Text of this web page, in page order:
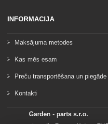
INFORMACIJA
Maksājuma metodes
Kas mēs esam
Preču transportēšana un piegāde
Kontakti
Garden - parts s.r.o.